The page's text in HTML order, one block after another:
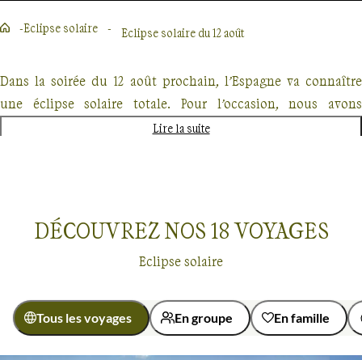
Eclipse solaire
Eclipse solaire Eclipse solaire du 12 août
Dans la soirée du 12 août prochain, l’Espagne va connaître
une éclipse solaire totale. Pour l’occasion, nous avons
aménagé nos séjours accompagnés afin que vous puissiez
observer cette éclipse en choisissant votre propre spot, avec
une vue bien dégagée vers l’ouest, car le Soleil sera très bas
sur l’horizon au moment de l’éclipse maximale. Un moment
Lire la suite
DÉCOUVREZ NOS 18VOYAGES
Eclipse solaire
Tous les voyages En groupe En famille